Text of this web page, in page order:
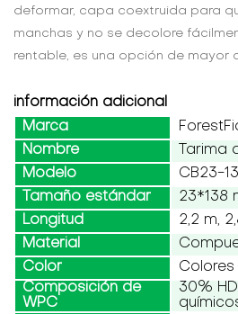
deformar, capa coextruida para
manchas y no se decolore
rentable, es una opción de mayor
información adicional
Marca
Nombre
Tarima
Modelo
CB23-
Tamaño estándar
23*138
Longitud
2,2 m,
Material
Color
Composición de
WPC
30%